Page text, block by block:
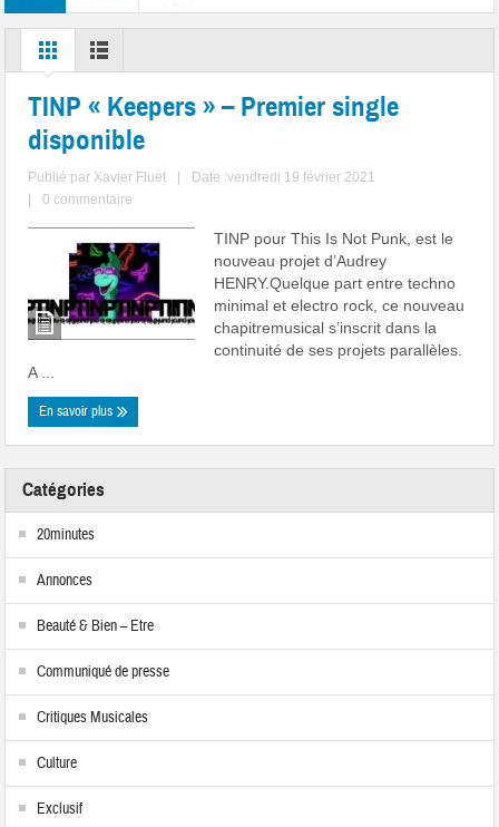
TINP « Keepers » – Premier single
disponible
Publié par Xavier Fluet
Date :vendredi 19 février 2021
0 commentaire
TINP pour This Is Not Punk, est le
nouveau projet d’Audrey
HENRY.Quelque part entre techno
minimal et electro rock, ce nouveau
chapitremusical s’inscrit dans la
continuité de ses projets parallèles.
A ...
En savoir plus
Catégories
20minutes
Annonces
Beauté & Bien – Etre
Communiqué de presse
Critiques Musicales
Culture
Exclusif